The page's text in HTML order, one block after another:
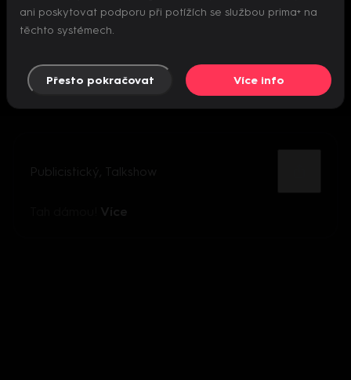
Nepodařilo se inicializovat přehrávač
Publicistický Talkshow
Více
ani poskytovat podporu při potížích se službou prima+ na
těchto systémech.
Přesto pokračovat Více info